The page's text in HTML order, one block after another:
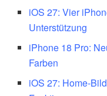
iOS 27: Vier
Unterstützung
iPhone 18 Pro:
Farben
iOS 27: Home-